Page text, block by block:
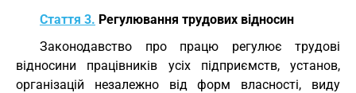
Стаття 3. Регулювання трудових відносин
Законодавство про працю регулює трудові
відносини працівників усіх підприємств, установ,
організацій незалежно від форм власності, виду